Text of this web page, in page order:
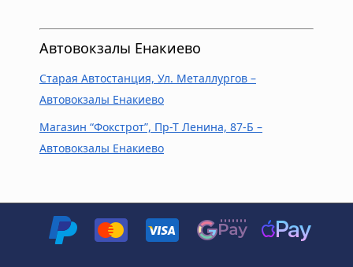
Автовокзалы Енакиево
Старая Автостанция, Ул. Металлургов –
Автовокзалы Енакиево
Магазин “Фокстрот”, Пр-Т Ленина, 87-Б –
Автовокзалы Енакиево